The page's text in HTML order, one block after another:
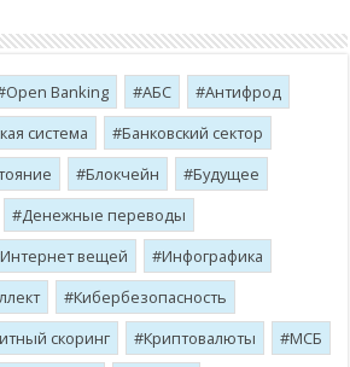
Open Banking АБС
Антифрод
система
Банковский сектор
Блокчейн
Будущее
Денежные переводы
Интернет вещей
Инфографика
Кибербезопасность
скоринг Криптовалюты
МСБ